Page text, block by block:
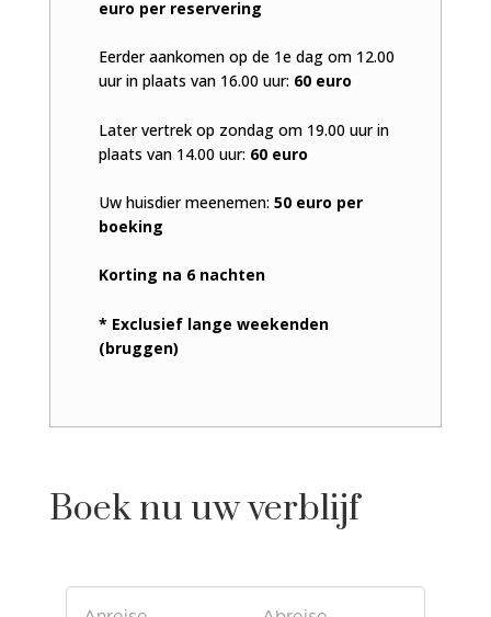
euro per reservering
Eerder aankomen op de 1e dag om 12.00
uur in plaats van 16.00 uur: 60 euro
Later vertrek op zondag om 19.00 uur in
plaats van 14.00 uur: 60 euro
Uw huisdier meenemen: 50 euro per
boeking
Korting na 6 nachten
* Exclusief lange weekenden
(bruggen)
Boek nu uw verblijf